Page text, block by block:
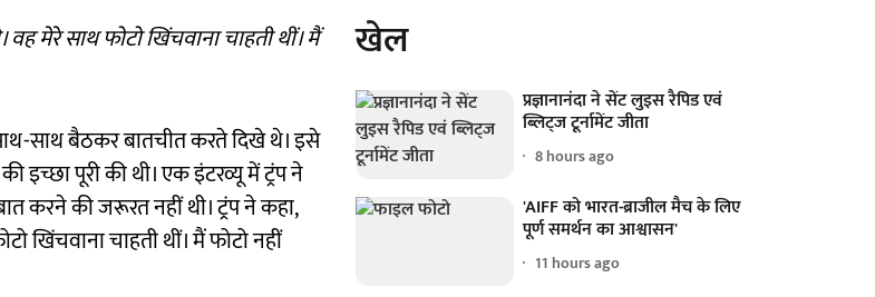
मेरे साथ फोटो खिंचवाना चाहती थीं। मैं
साथ बैठकर बातचीत करते दिखे थे। इसे
इच्छा पूरी की थी। एक इंटरव्यू में ट्रंप ने
करने की जरूरत नहीं थी। ट्रंप ने कहा,
खिंचवाना चाहती थीं। मैं फोटो नहीं
खेल
प्रज्ञानानंदा ने सेंट लुइस रैपिड एवं
ब्लिट्ज टूर्नामेंट जीता
8 hours ago
'AIFF को भारत-ब्राजील मैच के लिए
पूर्ण समर्थन का आश्वासन'
11 hours ago